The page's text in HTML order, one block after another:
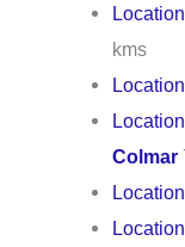
kms
Colmar